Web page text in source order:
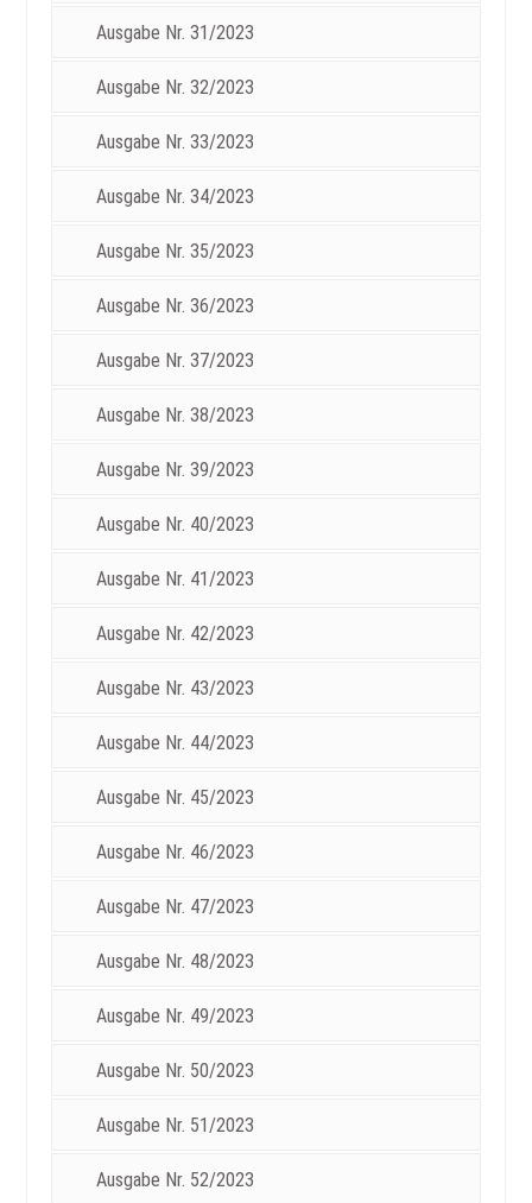
Ausgabe Nr. 31/2023
Ausgabe Nr. 32/2023
Ausgabe Nr. 33/2023
Ausgabe Nr. 34/2023
Ausgabe Nr. 35/2023
Ausgabe Nr. 36/2023
Ausgabe Nr. 37/2023
Ausgabe Nr. 38/2023
Ausgabe Nr. 39/2023
Ausgabe Nr. 40/2023
Ausgabe Nr. 41/2023
Ausgabe Nr. 42/2023
Ausgabe Nr. 43/2023
Ausgabe Nr. 44/2023
Ausgabe Nr. 45/2023
Ausgabe Nr. 46/2023
Ausgabe Nr. 47/2023
Ausgabe Nr. 48/2023
Ausgabe Nr. 49/2023
Ausgabe Nr. 50/2023
Ausgabe Nr. 51/2023
Ausgabe Nr. 52/2023